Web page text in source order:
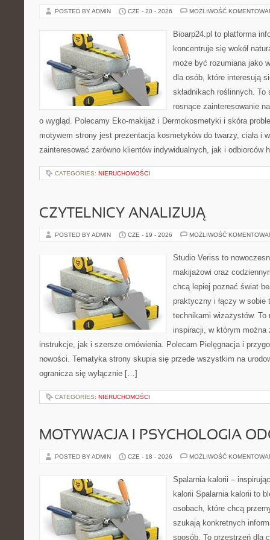
POSTED BY ADMIN CZE - 20 - 2026 MOŻLIWOŚĆ
Bioarp24.pl to platforma
koncentruje się wokół
może być rozumiana jako
dla osób, które interesują
składnikach roślinnych.
rosnące zainteresowanie
o wygląd. Polecamy Eko-makijaż i Dermokosmetyki i skóra
motywem strony jest prezentacja kosmetyków do twarzy, ciała i
zainteresować zarówno klientów indywidualnych, jak i
CATEGORIES: NIERUCHOMOŚCI
CZYTELNICY ANALIZUJĄ
POSTED BY ADMIN CZE - 19 - 2026 MOŻLIWOŚĆ
Studio Veriss to
makijażowi oraz
chcą lepiej poznać świat
praktyczny i łączy w sobie
technikami wizażystów. To
inspiracji, w którym można
instrukcje, jak i szersze omówienia. Polecam Pielęgnacja i
nowości. Tematyka strony skupia się przede wszystkim na
ogranicza się wyłącznie […]
CATEGORIES: NIERUCHOMOŚCI
MOTYWACJA I PSYCHOLOGIA
POSTED BY ADMIN CZE - 18 - 2026 MOŻLIWOŚĆ
Spalarnia kalorii –
kalorii Spalarnia kalorii to
osobach, które chcą
szukają konkretnych
sposób. To przestrzeń dla